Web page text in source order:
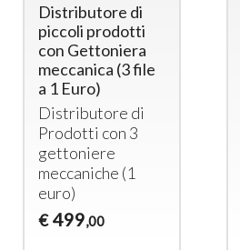
Distributore di
piccoli prodotti
con Gettoniera
meccanica (3 file
a 1 Euro)
Distributore di
Prodotti con 3
gettoniere
meccaniche (1
euro)
€ 499,00